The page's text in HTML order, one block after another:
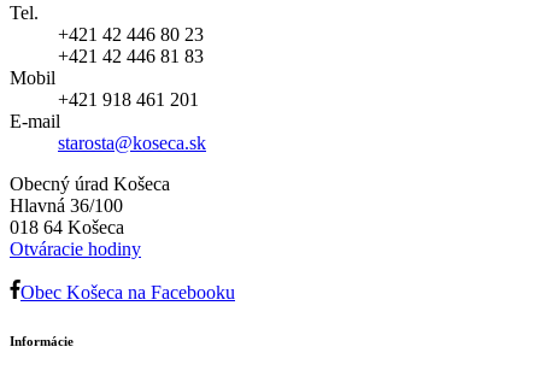
Tel.
+421 42 446 80 23
+421 42 446 81 83
Mobil
+421 918 461 201
E-mail
starosta@koseca.sk
Obecný úrad Košeca
Hlavná 36/100
018 64 Košeca
Otváracie hodiny
Obec Košeca na Facebooku
Informácie